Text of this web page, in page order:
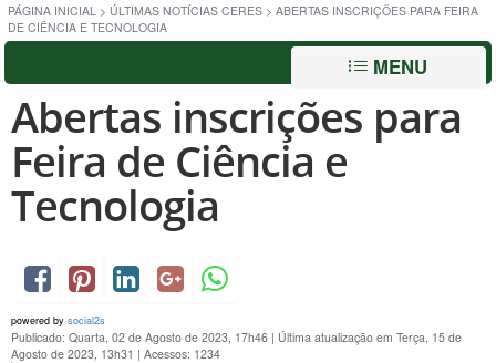
PÁGINA INICIAL > ÚLTIMAS NOTÍCIAS CERES > ABERTAS INSCRIÇÕES PARA FEIRA
DE CIÊNCIA E TECNOLOGIA
MENU
Abertas inscrições para
Feira de Ciência e
Tecnologia
powered by social2s
Publicado: Quarta, 02 de Agosto de 2023, 17h46 | Última atualização em Terça, 15 de
Agosto de 2023, 13h31 | Acessos: 1234